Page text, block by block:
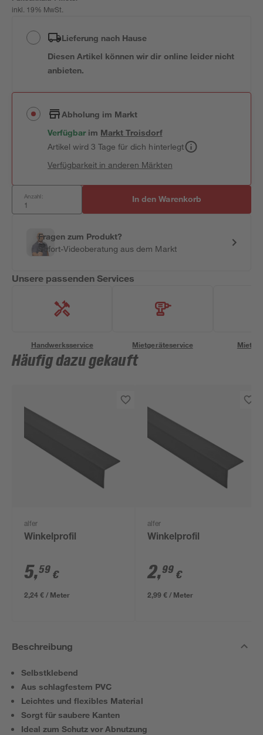
inkl. 19% MwSt.
Lieferung nach Hause
Diesen Artikel können wir dir online leider nicht
anbieten.
Abholung im Markt
Verfügbar im MarktTroisdorf
Artikel wird 3 Tage für dich hinterlegt
Verfügbarkeit in anderen Märkten
Anzahl: In den Warenkorb
Fragen zum Produkt?
Sofort-Videoberatung aus dem Markt
Unsere passenden Services
Handwerksservice Mietgeräteservice
Häufig dazu gekauft
alfer
Winkelprofil
5,59 €
2,24 € / Meter
alfer
Winkelprofil
2,99 €
2,99 € / Meter
Beschreibung
Selbstklebend
Aus schlagfestem PVC
Leichtes und flexibles Material
Sorgt für saubere Kanten
Ideal zum Schutz vor Abnutzung